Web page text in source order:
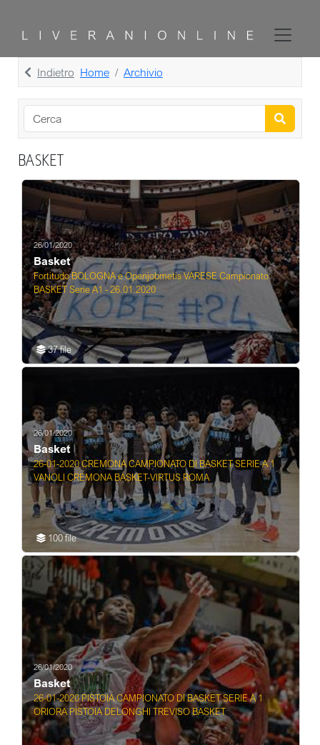
Indietro Home Archivio
BASKET
26/01/2020
Basket
Fortitudo BOLOGNA e Openjobmetis VARESE Campionato
BASKET Serie A1 - 26.01.2020
37 file
26/01/2020
Basket
26-01-2020 CREMONA CAMPIONATO DI BASKET SERIE A 1
VANOLI CREMONA BASKET-VIRTUS ROMA
100 file
26/01/2020
Basket
26-01-2020 PISTOIA CAMPIONATO DI BASKET SERIE A 1
ORIORA PISTOIA DELONGHI TREVISO BASKET